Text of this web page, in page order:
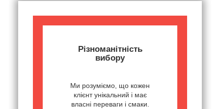
Різноманітність
вибору
Ми розуміємо, що кожен
клієнт унікальний і має
власні переваги і смаки.